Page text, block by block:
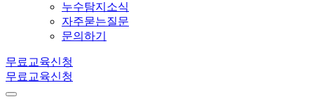
누수탐지소식
자주묻는질문
문의하기
무료교육신청
무료교육신청